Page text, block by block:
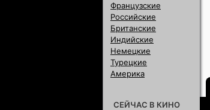
Французские
Российские
Британские
Индийские
Немецкие
Турецкие
Америка
СЕЙЧАС В КИНО